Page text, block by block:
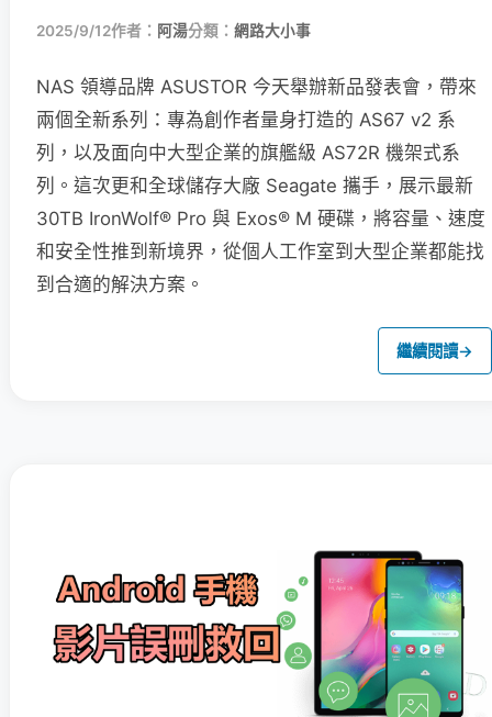
2025/9/12作者： 阿湯分類： 網路大小事
NAS 領導品牌 ASUSTOR 今天舉辦新品發表會，帶來
兩個全新系列：專為創作者量身打造的 AS67 v2 系
列，以及面向中大型企業的旗艦級 AS72R 機架式系
列。這次更和全球儲存大廠 Seagate 攜手，展示最新
30TB IronWolf® Pro 與 Exos® M 硬碟，將容量、速度
和安全性推到新境界，從個人工作室到大型企業都能找
到合適的解決方案。
繼續閱讀→